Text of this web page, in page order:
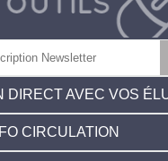
DIRECT AVEC VOS
CIRCULATION